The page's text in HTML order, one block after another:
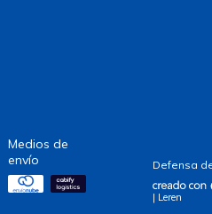
Medios de
envío
Defensa
| Leren